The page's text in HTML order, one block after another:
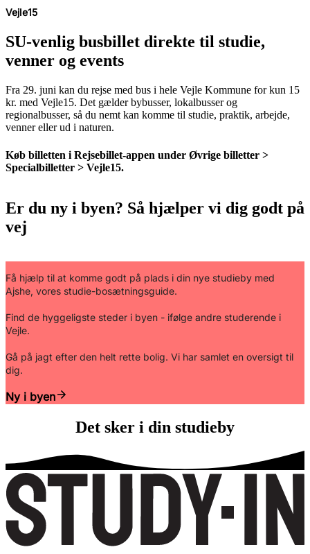
Vejle15
SU-venlig busbillet direkte til studie,
venner og events
Fra 29. juni kan du rejse med bus i hele Vejle Kommune for kun 15
kr. med Vejle15. Det gælder bybusser, lokalbusser og
regionalbusser, så du nemt kan komme til studie, praktik, arbejde,
venner eller ud i naturen.
Køb billetten i Rejsebillet-appen under Øvrige billetter >
Specialbilletter > Vejle15.
Er du ny i byen? Så hjælper vi dig godt på
vej
Få hjælp til at komme godt på plads i din nye studieby med
Ajshe, vores studie-bosætningsguide.
Find de hyggeligste steder i byen - ifølge andre studerende i
Vejle.
Gå på jagt efter den helt rette bolig. Vi har samlet en oversigt til
dig.
Ny i byen
Det sker i din studieby